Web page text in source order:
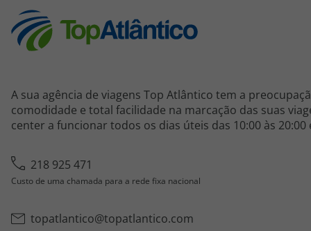
A sua agência de viagens Top Atlântico tem a
comodidade e total facilidade na marcação das suas
center a funcionar todos os dias úteis das 10:00 às 20:00
218 925 471
Custo de uma chamada para a rede fixa nacional
topatlantico@topatlantico.com